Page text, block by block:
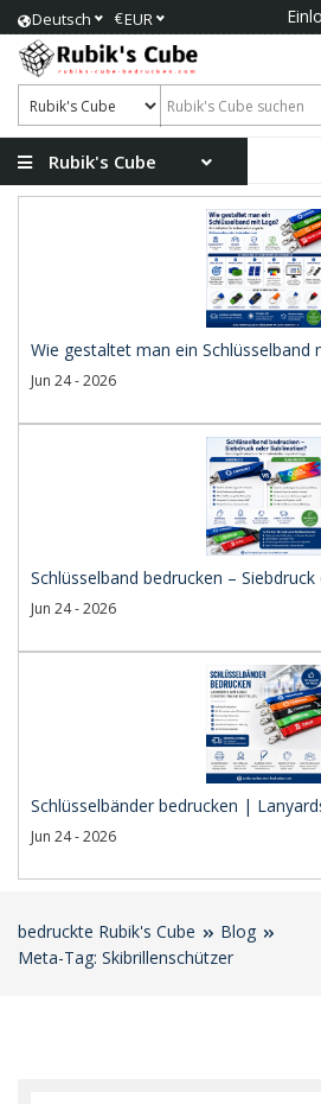
Deutsch €EUR
Rubik's Cube
Wie gestaltet man ein Schlüsselband
Jun 24 - 2026
Schlüsselband bedrucken – Siebdruck
Jun 24 - 2026
Schlüsselbänder bedrucken |
Jun 24 - 2026
bedruckte Rubik's Cube
Blog
Meta-Tag: Skibrillenschützer